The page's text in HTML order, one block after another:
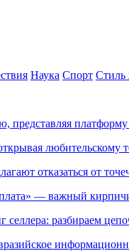
Наука Спорт Стиль
представляя
отказаться от
— важный
селлера: разбираем